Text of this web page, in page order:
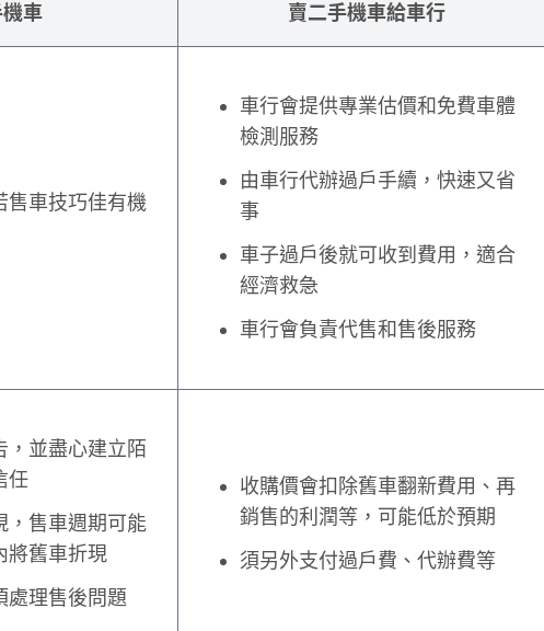
車 賣二手機車給車行
售車技巧佳有機
車行會提供專業估價和免費車體
檢測服務
由車行代辦過戶手續，快速又省
事
車子過戶後就可收到費用，適合
經濟救急
車行會負責代售和售後服務
，並盡心建立陌
任
，售車週期可能
將舊車折現
處理售後問題
收購價會扣除舊車翻新費用、再
銷售的利潤等，可能低於預期
須另外支付過戶費、代辦費等